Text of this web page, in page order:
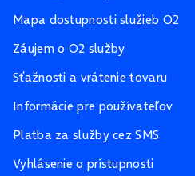
Mapa dostupnosti služieb O2
Záujem o O2 služby
Sťažnosti a vrátenie tovaru
Informácie pre používateľov
Platba za služby cez SMS
Vyhlásenie o prístupnosti